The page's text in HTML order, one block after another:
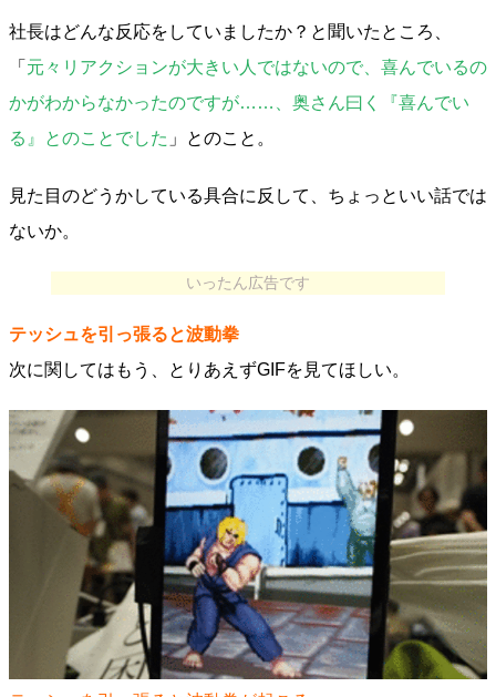
社長はどんな反応をしていましたか？と聞いたところ、
「 元々リアクションが大きい人ではないので、喜んでいるの
かがわからなかったのですが……、奥さん曰く『喜んでい
る』とのことでした 」とのこと。
見た目のどうかしている具合に反して、ちょっといい話では
ないか。
いったん広告です
テッシュを引っ張ると波動拳
次に関してはもう、とりあえずGIFを見てほしい。